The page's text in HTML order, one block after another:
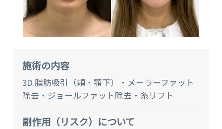
施術の内容
3D 脂肪吸引（頬・顎下）・メーラーファット
除去・ジョールファット除去・糸リフト
副作⽤（リスク）について